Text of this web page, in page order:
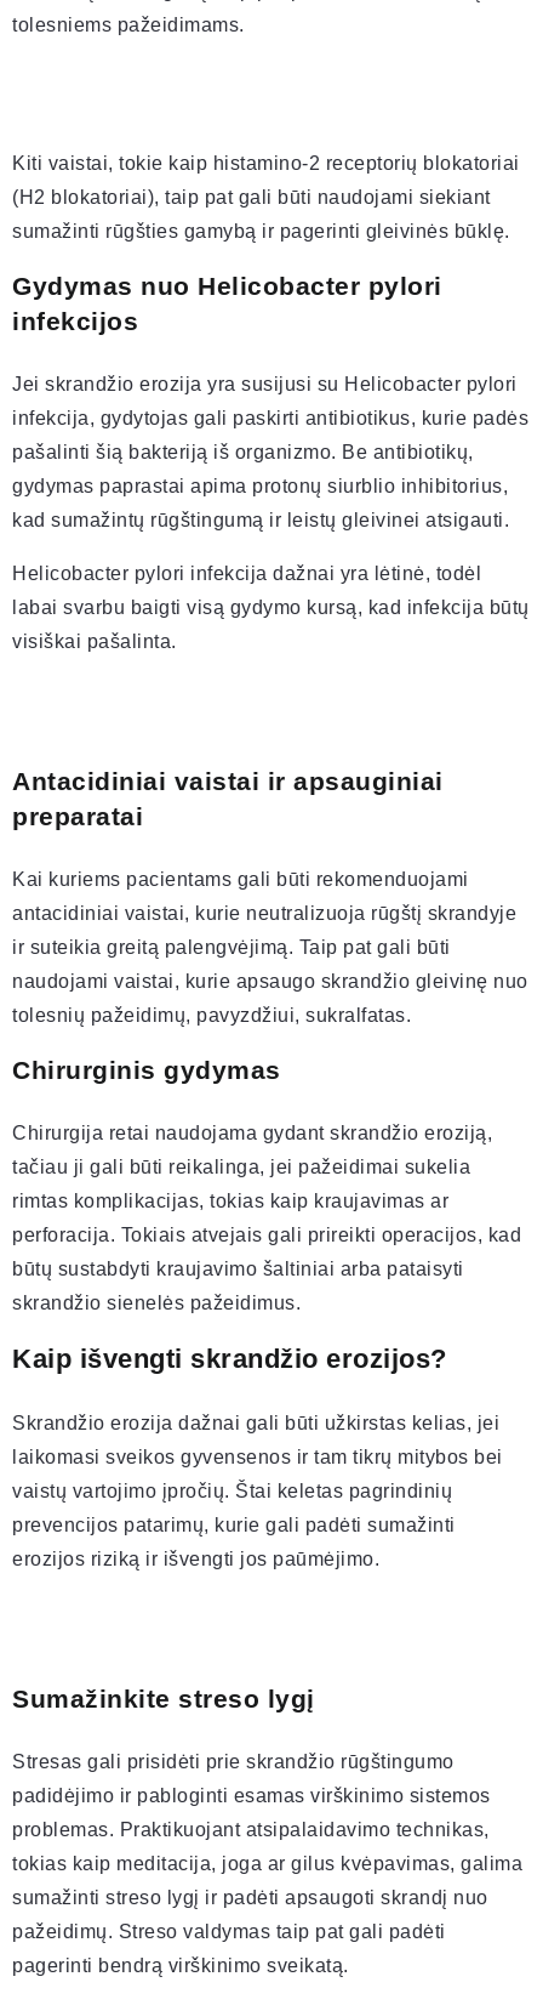
tolesniems pažeidimams.
Kiti vaistai, tokie kaip histamino-2 receptorių blokatoriai
(H2 blokatoriai), taip pat gali būti naudojami siekiant
sumažinti rūgšties gamybą ir pagerinti gleivinės būklę.
Gydymas nuo Helicobacter pylori
infekcijos
Jei skrandžio erozija yra susijusi su Helicobacter pylori
infekcija, gydytojas gali paskirti antibiotikus, kurie padės
pašalinti šią bakteriją iš organizmo. Be antibiotikų,
gydymas paprastai apima protonų siurblio inhibitorius,
kad sumažintų rūgštingumą ir leistų gleivinei atsigauti.
Helicobacter pylori infekcija dažnai yra lėtinė, todėl
labai svarbu baigti visą gydymo kursą, kad infekcija būtų
visiškai pašalinta.
Antacidiniai vaistai ir apsauginiai
preparatai
Kai kuriems pacientams gali būti rekomenduojami
antacidiniai vaistai, kurie neutralizuoja rūgštį skrandyje
ir suteikia greitą palengvėjimą. Taip pat gali būti
naudojami vaistai, kurie apsaugo skrandžio gleivinę nuo
tolesnių pažeidimų, pavyzdžiui, sukralfatas.
Chirurginis gydymas
Chirurgija retai naudojama gydant skrandžio eroziją,
tačiau ji gali būti reikalinga, jei pažeidimai sukelia
rimtas komplikacijas, tokias kaip kraujavimas ar
perforacija. Tokiais atvejais gali prireikti operacijos, kad
būtų sustabdyti kraujavimo šaltiniai arba pataisyti
skrandžio sienelės pažeidimus.
Kaip išvengti skrandžio erozijos?
Skrandžio erozija dažnai gali būti užkirstas kelias, jei
laikomasi sveikos gyvensenos ir tam tikrų mitybos bei
vaistų vartojimo įpročių. Štai keletas pagrindinių
prevencijos patarimų, kurie gali padėti sumažinti
erozijos riziką ir išvengti jos paūmėjimo.
Sumažinkite streso lygį
Stresas gali prisidėti prie skrandžio rūgštingumo
padidėjimo ir pabloginti esamas virškinimo sistemos
problemas. Praktikuojant atsipalaidavimo technikas,
tokias kaip meditacija, joga ar gilus kvėpavimas, galima
sumažinti streso lygį ir padėti apsaugoti skrandį nuo
pažeidimų. Streso valdymas taip pat gali padėti
pagerinti bendrą virškinimo sveikatą.